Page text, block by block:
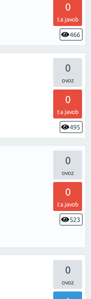
0
ta javob
466
0
0
ta javob
495
0
0
ta javob
523
0